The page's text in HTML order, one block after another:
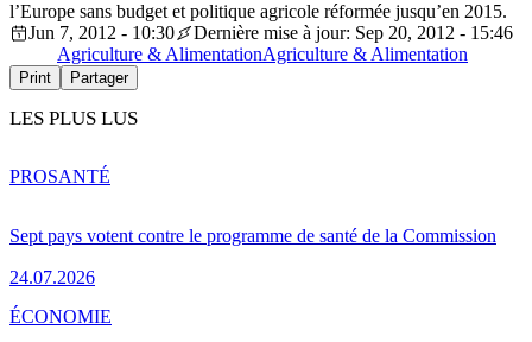
l’Europe sans budget et politique agricole réformée jusqu’en 2015.
Jun 7, 2012 - 10:30
Dernière mise à jour: Sep 20, 2012 - 15:46
Agriculture & AlimentationAgriculture & Alimentation
Print Partager
LES PLUS LUS
Sept pays votent contre le programme de santé de la Commission
24.07.2026
PROSANTÉ
ÉCONOMIE